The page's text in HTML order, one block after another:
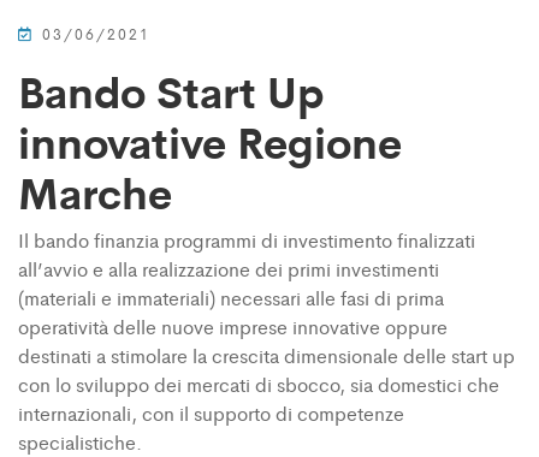
03/06/2021
Bando Start Up
innovative Regione
Marche
Il bando finanzia programmi di investimento finalizzati
all’avvio e alla realizzazione dei primi investimenti
(materiali e immateriali) necessari alle fasi di prima
operatività delle nuove imprese innovative oppure
destinati a stimolare la crescita dimensionale delle start up
con lo sviluppo dei mercati di sbocco, sia domestici che
internazionali, con il supporto di competenze
specialistiche.